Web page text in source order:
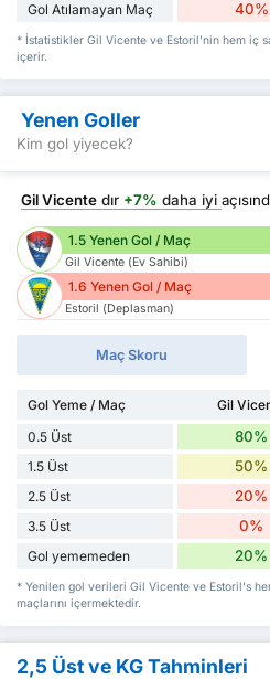
Gol Atılamayan Maç 40%
* İstatistikler Gil Vicente ve Estoril'nin hem iç
içerir.
Yenen Goller
Kim gol yiyecek?
Gil Vicente dır +7% daha iyi
1.5 Yenen Gol / Maç
Gil Vicente (Ev Sahibi)
1.6 Yenen Gol / Maç
Estoril (Deplasman)
Maç Skoru
Gol Yeme / Maç Gil
0.5 Üst
80%
1.5 Üst 50%
2.5 Üst 20%
3.5 Üst 0%
Gol yememeden 20%
* Yenilen gol verileri Gil Vicente ve Estoril's
maçlarını içermektedir.
2,5 Üst ve KG Tahminleri